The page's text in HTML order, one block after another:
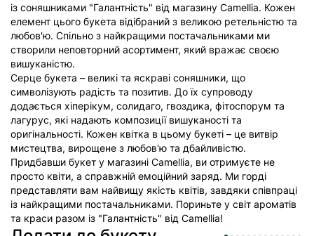
із соняшниками "Галантність" від магазину Camellia. Кожен
елемент цього букета відібраний з великою ретельністю та
любов'ю. Спільно з найкращими постачальниками ми
створили неповторний асортимент, який вражає своєю
вишуканістю.
Серце букета – великі та яскраві соняшники, що
символізують радість та позитив. До їх супроводу
додається хіперікум, солидаго, гвоздика, фітоспорум та
лагурус, які надають композиції вишуканості та
оригінальності. Кожен квітка в цьому букеті – це витвір
мистецтва, вирощене з любов'ю та дбайливістю.
Придбавши букет у магазині Camellia, ви отримуєте не
просто квіти, а справжній емоційний заряд. Ми горді
представляти вам найвищу якість квітів, завдяки співпраці
із найкращими постачальниками. Пориньте у світ ароматів
та краси разом із "Галантність" від Camellia!